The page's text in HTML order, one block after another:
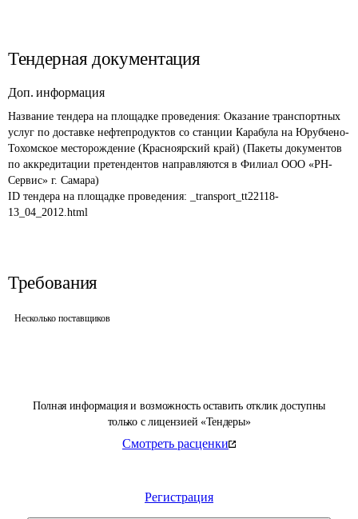
Полная информация и возможность оставить отклик доступны
только с лицензией «Тендеры»
Смотреть расценки
Регистрация
Тендерная документация
Доп. информация
Название тендера на площадке проведения: Оказание транспортных
услуг по доставке нефтепродуктов со станции Карабула на Юрубчено-
Тохомское месторождение (Красноярский край) (Пакеты документов
по аккредитации претендентов направляются в Филиал ООО «РН-
Сервис» г. Самара)
ID тендера на площадке проведения:
_transport_tt22118-
13_04_2012.html
Требования
Несколько поставщиков